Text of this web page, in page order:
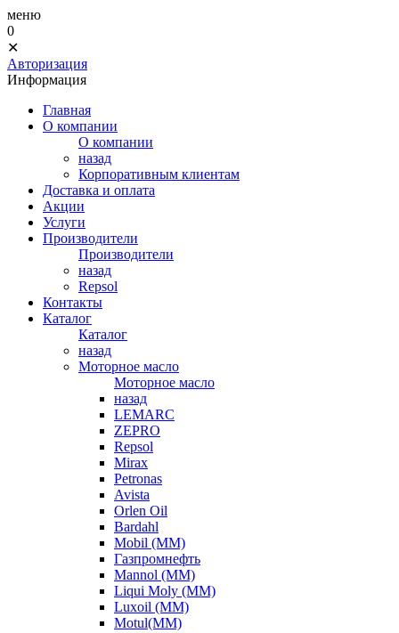
меню
0
✕
Авторизация
Информация
Главная
О компании
О компании
назад
Корпоративным клиентам
Доставка и оплата
Акции
Услуги
Производители
Производители
назад
Repsol
Контакты
Каталог
Каталог
назад
Моторное масло
Моторное масло
назад
LEMARC
ZEPRO
Repsol
Mirax
Petronas
Avista
Orlen Oil
Bardahl
Mobil (ММ)
Газпромнефть
Mannol (ММ)
Liqui Moly (ММ)
Luxoil (ММ)
Motul(ММ)